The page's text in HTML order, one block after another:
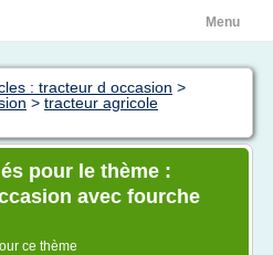
Menu
: tracteur d occasion >
> tracteur agricole
pour le thème :
avec fourche
ce thème